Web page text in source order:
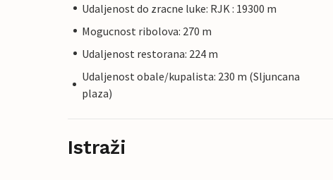
Udaljenost do zracne luke: RJK : 19300 m
Mogucnost ribolova: 270 m
Udaljenost restorana: 224 m
Udaljenost obale/kupalista: 230 m (Sljuncana
plaza)
Istraži